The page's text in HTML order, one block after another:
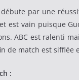
par une
est vain puisque
ABC est ralenti
de match est sifflée
: